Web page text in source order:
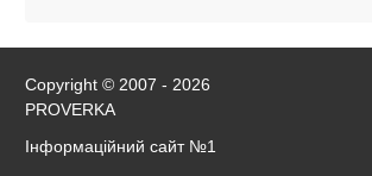
Copyright © 2007 - 2026
PROVERKA
Інформаційний сайт №1